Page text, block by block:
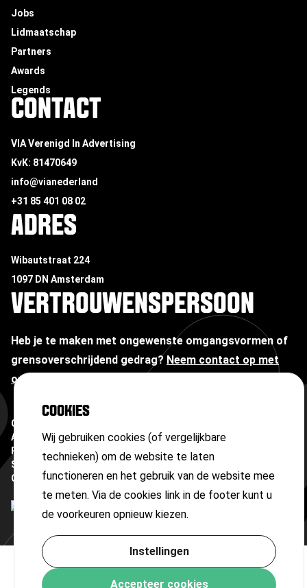
COOKIES
Wij gebruiken cookies (of vergelijkbare
technieken) om de website te laten
functioneren en het gebruik van de website mee
te meten. Via de cookies link in de footer kunt u
de voorkeuren opnieuw kiezen.
Instellingen
Accepteer cookies
Jobs
Lidmaatschap
Partners
Awards
Legends
CONTACT
VIA Verenigd In Advertising
KvK: 81470649
info@vianederland
+31 85 401 08 02
ADRES
Wibautstraat 224
1097 DN Amsterdam
VERTROUWENSPERSOON
Heb je te maken met ongewenste omgangsvormen of
grensoverschrijdend gedrag? Neem contact op met
onze vertrouwenspersoon
Copyright ©
Algemene voorwaarden
Privacyverklaring
Sitemap
Cookies